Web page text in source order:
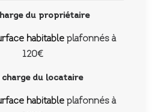
du propriétaire
habitable plafonnés à
120€
charge du locataire
habitable plafonnés à